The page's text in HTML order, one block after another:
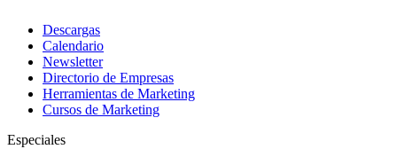
Descargas
Calendario
Newsletter
Directorio de Empresas
Herramientas de Marketing
Cursos de Marketing
Especiales